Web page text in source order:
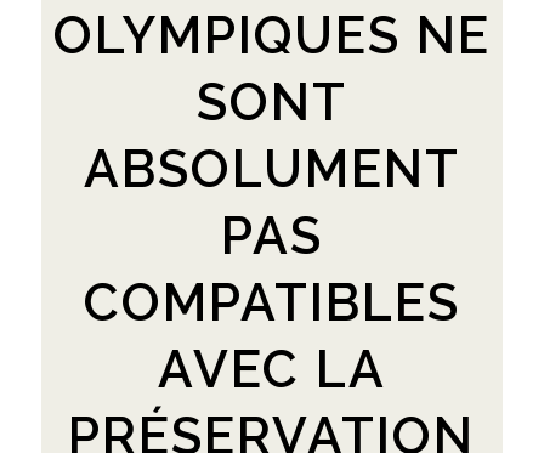
OLYMPIQUES NE
SONT
ABSOLUMENT
PAS
COMPATIBLES
AVEC LA
PRÉSERVATION